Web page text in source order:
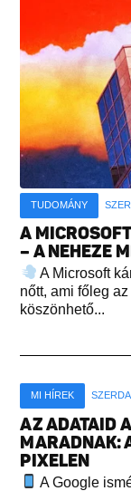
TUDOMÁNY
A
– A NEHEZE
A Microsoft
nőtt, ami főleg
köszönhető...
MI HÍREK
AZ ADATAID
MARADNAK:
PIXELEN
A Google